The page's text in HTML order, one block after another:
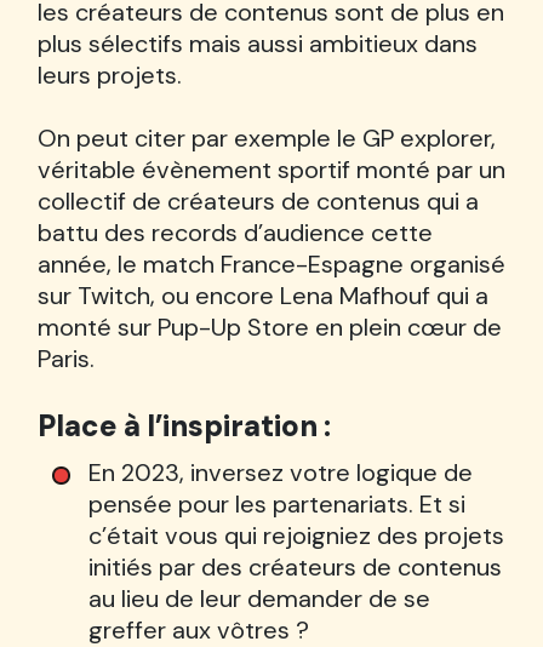
les créateurs de contenus sont de plus en
plus sélectifs mais aussi ambitieux dans
leurs projets.
On peut citer par exemple le GP explorer,
véritable évènement sportif monté par un
collectif de créateurs de contenus qui a
battu des records d’audience cette
année, le match France-Espagne organisé
sur Twitch, ou encore Lena Mafhouf qui a
monté sur Pup-Up Store en plein cœur de
Paris.
Place à l’inspiration :
En 2023, inversez votre logique de
pensée pour les partenariats. Et si
c’était vous qui rejoigniez des projets
initiés par des créateurs de contenus
au lieu de leur demander de se
greffer aux vôtres ?